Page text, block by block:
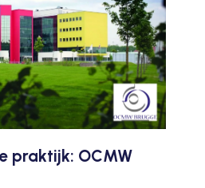
praktijk: OCMW